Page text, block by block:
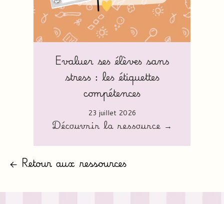
Evaluer ses élèves sans
stress : les étiquettes
compétences
23 juillet 2026
Découvrir la ressource →
← Retour aux ressources